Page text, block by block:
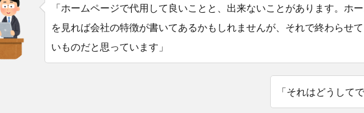
「ホームページで代用して良いことと、出来ないことがあります。ホ
を見れば会社の特徴が書いてあるかもしれませんが、それで終わらせ
いものだと思っています」
「それはどうして